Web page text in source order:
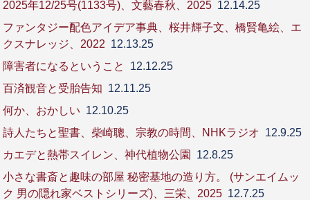
2025年12/25号(1133号)、文藝春秋、2025 12.14.25
ファンタジー配色アイデア事典、桜井輝子文、橋賢亀絵、エ
クスナレッジ、2022 12.13.25
障害者になるということ
12.12.25
百済観音と受胎告知 12.11.25
何か、おかしい 12.10.25
詩人たちと聖書、柴崎聰、宗教の時間、NHKラジオ 12.9.25
カエデと熱帯スイレン、神代植物公園
12.8.25
小さな書斎と趣味の部屋 秘密基地の造り方。 (サンエイムッ
ク 男の隠れ家ベストシリーズ)、三栄、2025 12.7.25